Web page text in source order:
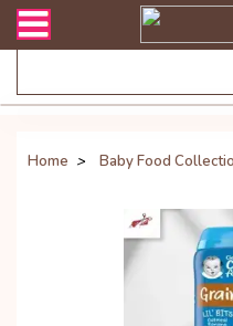
সংক্রান্ত যেকোনো
Home > Baby Food